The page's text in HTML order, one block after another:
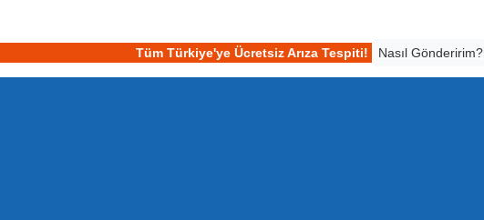
Tüm Türkiye'ye Ücretsiz Arıza Tespiti! Nasıl Gönderirim?